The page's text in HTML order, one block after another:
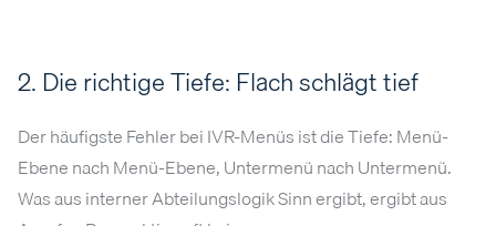
2. Die richtige Tiefe: Flach schlägt tief
Der häufigste Fehler bei IVR-Menüs ist die Tiefe: Menü-
Ebene nach Menü-Ebene, Untermenü nach Untermenü.
Was aus interner Abteilungslogik Sinn ergibt, ergibt aus